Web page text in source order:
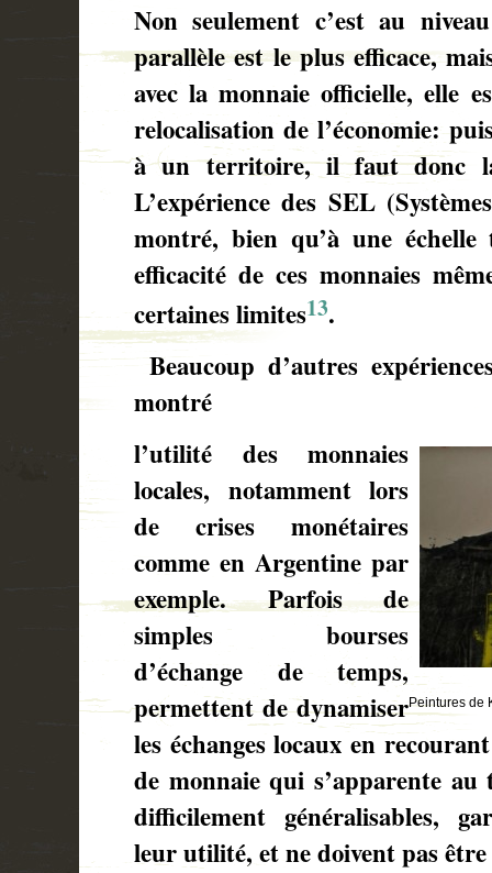
Non seulement c’est au
parallèle est le plus efficace,
avec la monnaie officielle, elle
relocalisation de l’économie:
à un territoire, il faut donc la
L’expérience des SEL
montré, bien qu’à une
efficacité de ces monnaies
certaines limites13.
Beaucoup d’autres
montré
Peintures de
l’utilité des monnaies
locales, notamment lors
de crises monétaires
comme en Argentine par
exemple. Parfois de
simples bourses
d’échange de temps,
permettent de dynamiser
les échanges locaux en
de monnaie qui s’apparente
difficilement généralisables,
leur utilité, et ne doivent pas être